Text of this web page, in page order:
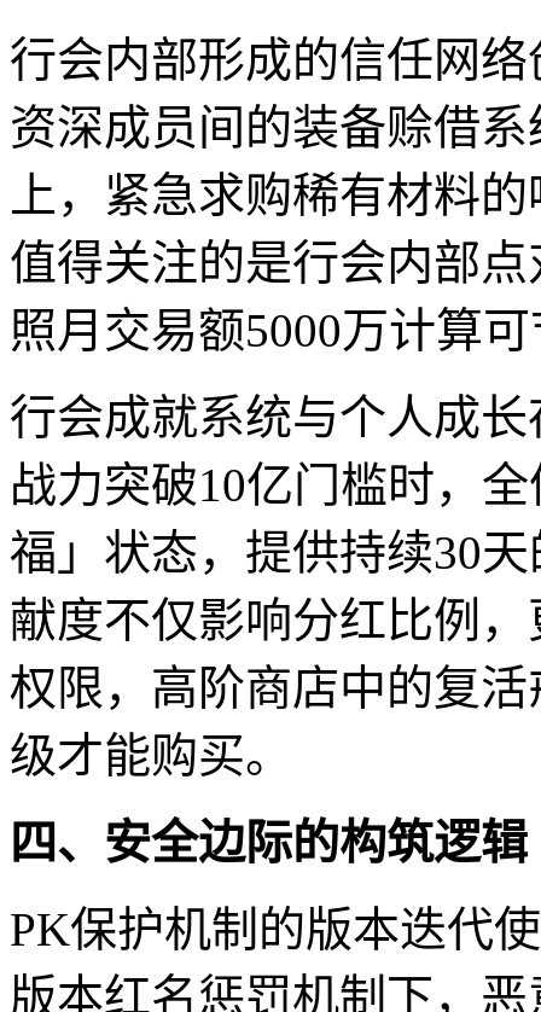
行会内部形成的信任网
资深成员间的装备赊借
上，紧急求购稀有材料
值得关注的是行会内部
照月交易额5000万计算
行会成就系统与个人成
战力突破10亿门槛时，
福」状态，提供持续30
献度不仅影响分红比例
权限，高阶商店中的复
级才能购买。
四、安全边际的构筑逻辑
PK保护机制的版本迭代
版本红名惩罚机制下，